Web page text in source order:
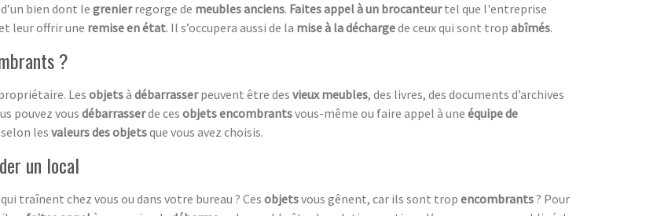
bien dont le grenierregorge de meubles anciens. Faites appel à un brocanteurtel que l'entreprise
leur offrir une remise en état. Il s’occupera aussi de la mise à la déchargede ceux qui sont trop abîmés.
?
Lesobjetsà débarrasserpeuvent être des vieux meubles, des livres, des documents d’archives
pouvez vous débarrasserde ces objets encombrantsvous-même ou faire appel à une équipe de
les valeurs des objetsque vous avez choisis.
un local
traînent chez vous ou dans votre bureau ? Ces objetsvous gênent, car ils sont trop encombrants? Pour